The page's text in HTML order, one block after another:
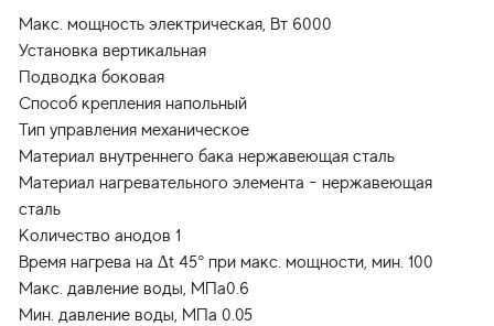
Макс. мощность электрическая, Вт 6000
Установка вертикальная
Подводка боковая
Способ крепления напольный
Тип управления механическое
Материал внутреннего бака нержавеющая сталь
Материал нагревательного элемента - нержавеющая
сталь
Количество анодов 1
Время нагрева на ∆t 45° при макс. мощности, мин. 100
Макс. давление воды, МПа0.6
Мин. давление воды, МПа 0.05